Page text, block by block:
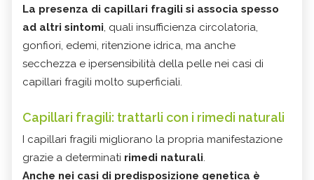
La presenza di capillari fragili si associa spesso
ad altri sintomi, quali insufficienza circolatoria,
gonfiori, edemi, ritenzione idrica, ma anche
secchezza e ipersensibilità della pelle nei casi di
capillari fragili molto superficiali.
Capillari fragili: trattarli con i rimedi naturali
I capillari fragili migliorano la propria manifestazione
grazie a determinati rimedi naturali.
Anche nei casi di predisposizione genetica è